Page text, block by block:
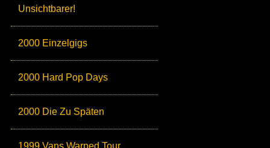
Unsichtbarer!
2000 Einzelgigs
2000 Hard Pop Days
2000 Die Zu Späten
1999 Vans Warped Tour